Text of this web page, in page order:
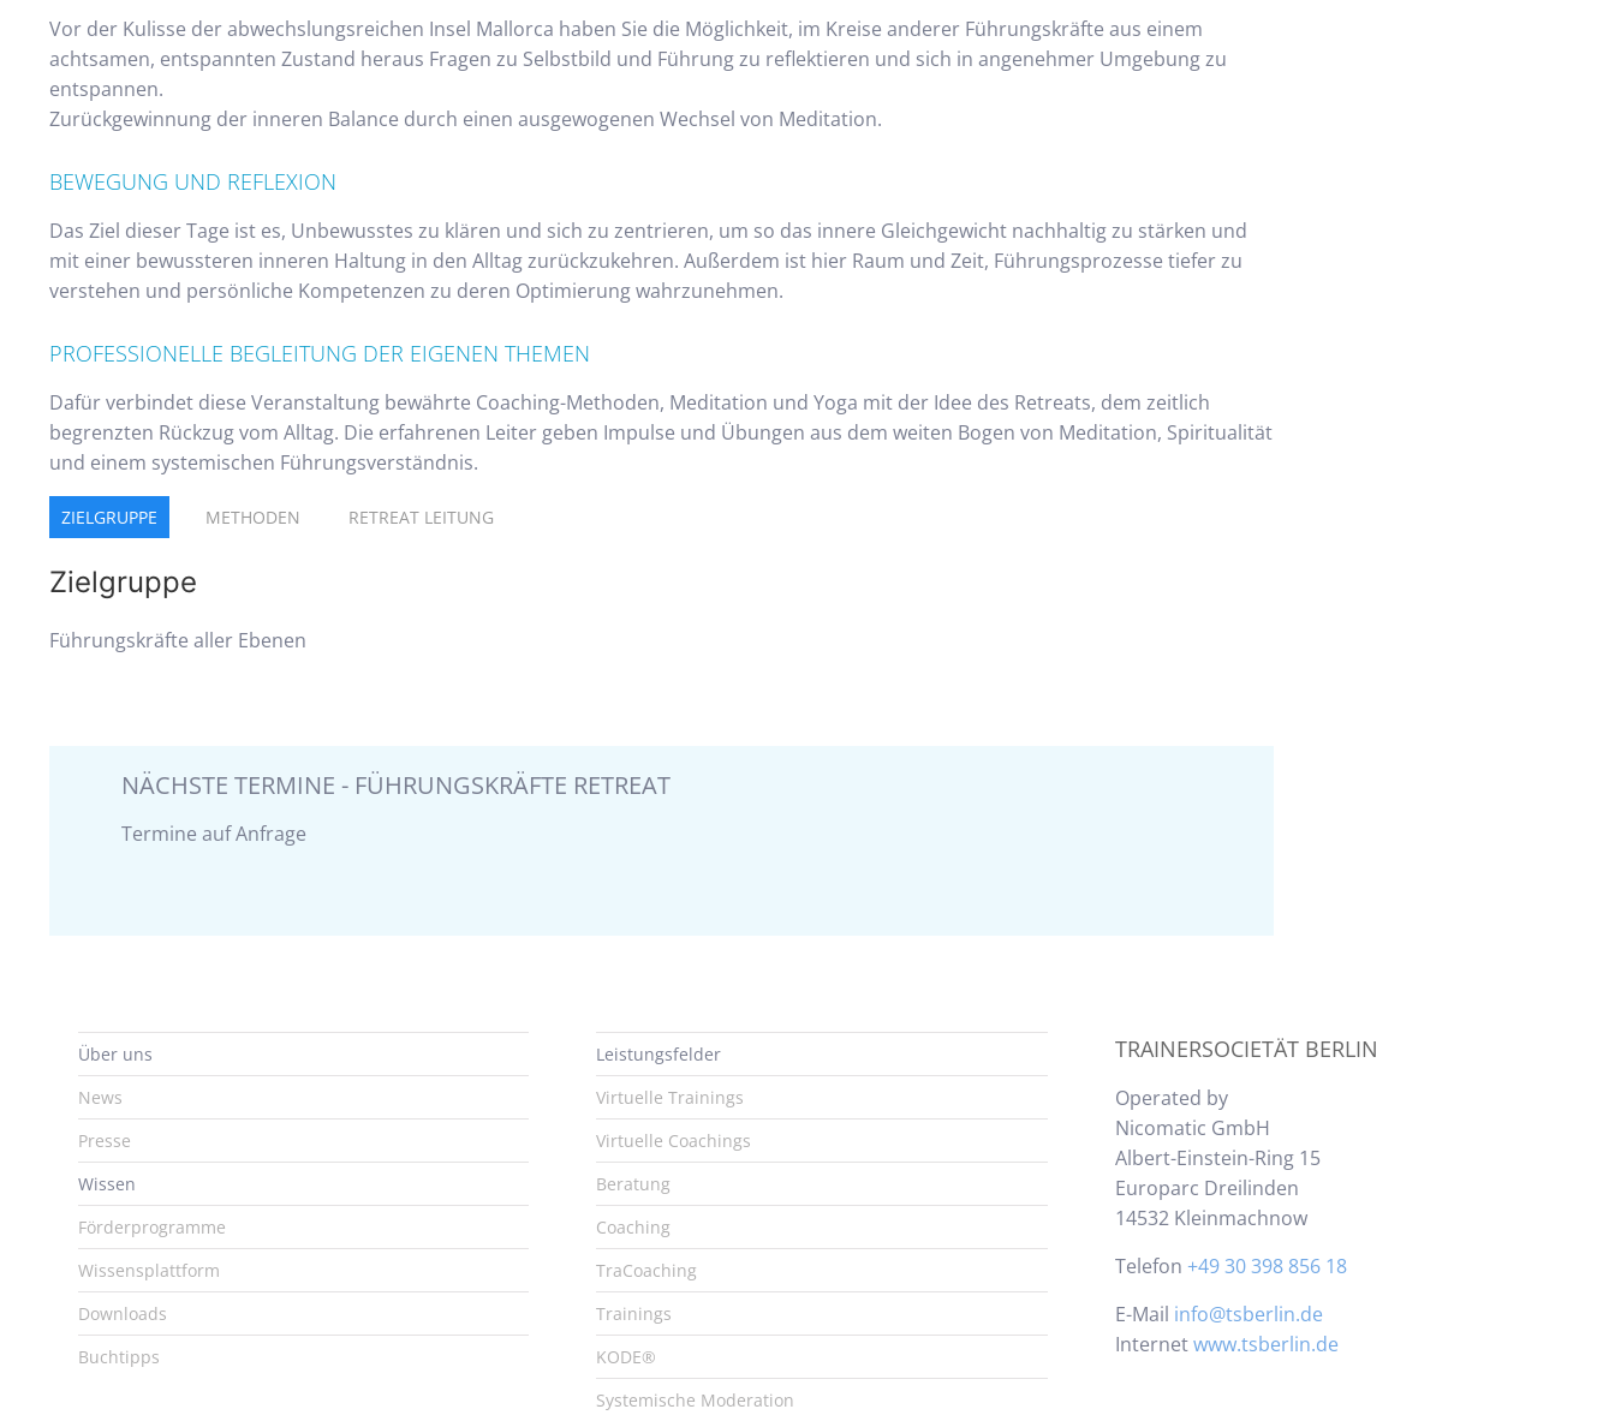
Vor der Kulisse der abwechslungsreichen Insel Mallorca haben Sie die Möglichkeit, im Kreise anderer Führungskräfte aus einem
achtsamen, entspannten Zustand heraus Fragen zu Selbstbild und Führung zu reflektieren und sich in angenehmer Umgebung zu
entspannen.
Zurückgewinnung der inneren Balance durch einen ausgewogenen Wechsel von Meditation.
BEWEGUNG UND REFLEXION
Das Ziel dieser Tage ist es, Unbewusstes zu klären und sich zu zentrieren, um so das innere Gleichgewicht nachhaltig zu stärken und
mit einer bewussteren inneren Haltung in den Alltag zurückzukehren. Außerdem ist hier Raum und Zeit, Führungsprozesse tiefer zu
verstehen und persönliche Kompetenzen zu deren Optimierung wahrzunehmen.
PROFESSIONELLE BEGLEITUNG DER EIGENEN THEMEN
Dafür verbindet diese Veranstaltung bewährte Coaching-Methoden, Meditation und Yoga mit der Idee des Retreats, dem zeitlich
begrenzten Rückzug vom Alltag. Die erfahrenen Leiter geben Impulse und Übungen aus dem weiten Bogen von Meditation, Spiritualität
und einem systemischen Führungsverständnis.
ZIELGRUPPE METHODEN RETREAT LEITUNG
Zielgruppe
Führungskräfte aller Ebenen
NÄCHSTE TERMINE - FÜHRUNGSKRÄFTE RETREAT
Termine auf Anfrage
Über uns
News
Presse
Wissen
Förderprogramme
Wissensplattform
Downloads
Buchtipps
Leistungsfelder
Virtuelle Trainings
Virtuelle Coachings
Beratung
Coaching
TraCoaching
Trainings
KODE®
Systemische Moderation
TRAINERSOCIETÄT BERLIN
Operated by
Nicomatic GmbH
Albert-Einstein-Ring 15
Europarc Dreilinden
14532 Kleinmachnow
Telefon +49 30 398 856 18
E-Mail info@tsberlin.de
Internetwww.tsberlin.de